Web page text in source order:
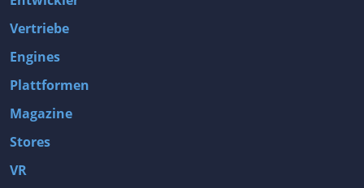
Vertriebe
Engines
Plattformen
Magazine
Stores
VR